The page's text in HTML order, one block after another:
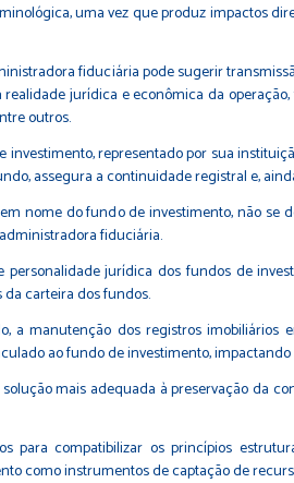
uma vez que produz impactos
fiduciária pode sugerir
jurídica e econômica da
outros.
representado por sua
assegura a continuidade registral e,
nome do fundo de investimento, não
fiduciária.
jurídica dos fundos de
carteira dos fundos.
a manutenção dos registros
ao fundo de investimento,
mais adequada à preservação da
para compatibilizar os princípios
como instrumentos de captação de